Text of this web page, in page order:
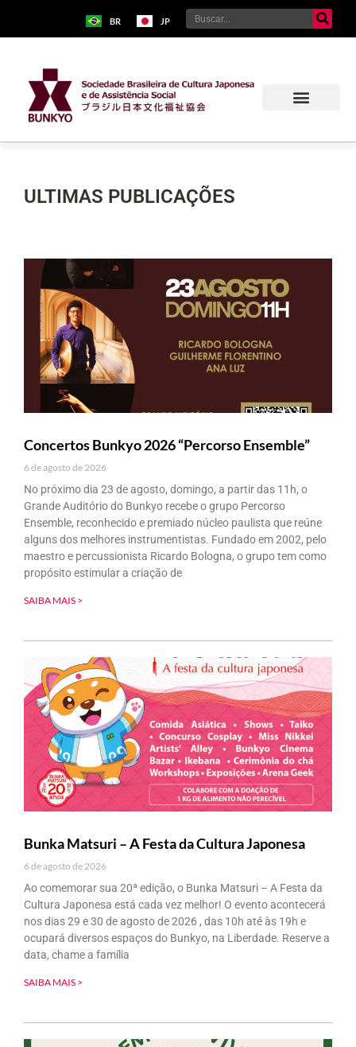
BR JP
ULTIMAS PUBLICAÇÕES
Concertos Bunkyo 2026 “Percorso Ensemble”
6 de agosto de 2026
No próximo dia 23 de agosto, domingo, a partir das 11h, o
Grande Auditório do Bunkyo recebe o grupo Percorso
Ensemble, reconhecido e premiado núcleo paulista que reúne
alguns dos melhores instrumentistas. Fundado em 2002, pelo
maestro e percussionista Ricardo Bologna, o grupo tem como
propósito estimular a criação de
SAIBA MAIS >
Bunka Matsuri – A Festa da Cultura Japonesa
6 de agosto de 2026
Ao comemorar sua 20ª edição, o Bunka Matsuri – A Festa da
Cultura Japonesa está cada vez melhor! O evento acontecerá
nos dias 29 e 30 de agosto de 2026 , das 10h até às 19h e
ocupará diversos espaços do Bunkyo, na Liberdade. Reserve a
data, chame a família
SAIBA MAIS >